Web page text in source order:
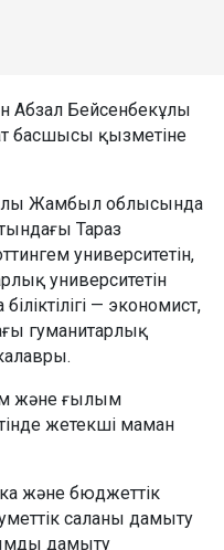
Абзал Бейсенбекұлы
басшысы қызметіне
Жамбыл облысында
Тараз
университетін,
университетін
— экономист,
гуманитарлық
және ғылым
жетекші маман
және бюджеттік
саланы дамыту
дамыту